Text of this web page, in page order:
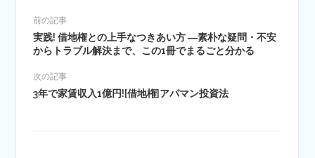
前の記事
実践! 借地権との上手なつきあい方 ―素朴な疑問・不安
からトラブル解決まで、この1冊でまるごと分かる
次の記事
3年で家賃収入1億円![借地権]アパマン投資法